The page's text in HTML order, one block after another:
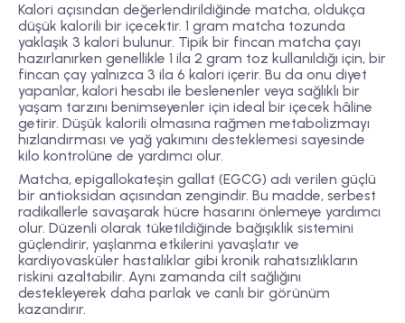
Kalori açısından değerlendirildiğinde matcha, oldukça
düşük kalorili bir içecektir. 1 gram matcha tozunda
yaklaşık 3 kalori bulunur. Tipik bir fincan matcha çayı
hazırlanırken genellikle 1 ila 2 gram toz kullanıldığı için, bir
fincan çay yalnızca 3 ila 6 kalori içerir. Bu da onu diyet
yapanlar, kalori hesabı ile beslenenler veya sağlıklı bir
yaşam tarzını benimseyenler için ideal bir içecek hâline
getirir. Düşük kalorili olmasına rağmen metabolizmayı
hızlandırması ve yağ yakımını desteklemesi sayesinde
kilo kontrolüne de yardımcı olur.
Matcha, epigallokateşin gallat (EGCG) adı verilen güçlü
bir antioksidan açısından zengindir. Bu madde, serbest
radikallerle savaşarak hücre hasarını önlemeye yardımcı
olur. Düzenli olarak tüketildiğinde bağışıklık sistemini
güçlendirir, yaşlanma etkilerini yavaşlatır ve
kardiyovasküler hastalıklar gibi kronik rahatsızlıkların
riskini azaltabilir. Aynı zamanda cilt sağlığını
destekleyerek daha parlak ve canlı bir görünüm
kazandırır.